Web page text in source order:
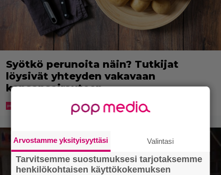
Syötkö perunoita näin? Tutkijat
löysivät yhteyden vakavaan
kansansairauteen
Arvostamme yksityisyyttäsi Valintasi
Tarvitsemme suostumuksesi tarjotaksemme
henkilökohtaisen käyttökokemuksen